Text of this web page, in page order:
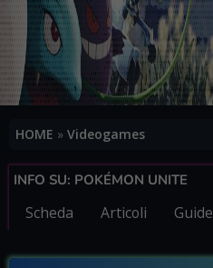
HOME » Videogames
INFO SU: POKÉMON UNITE
Scheda Articoli Guide